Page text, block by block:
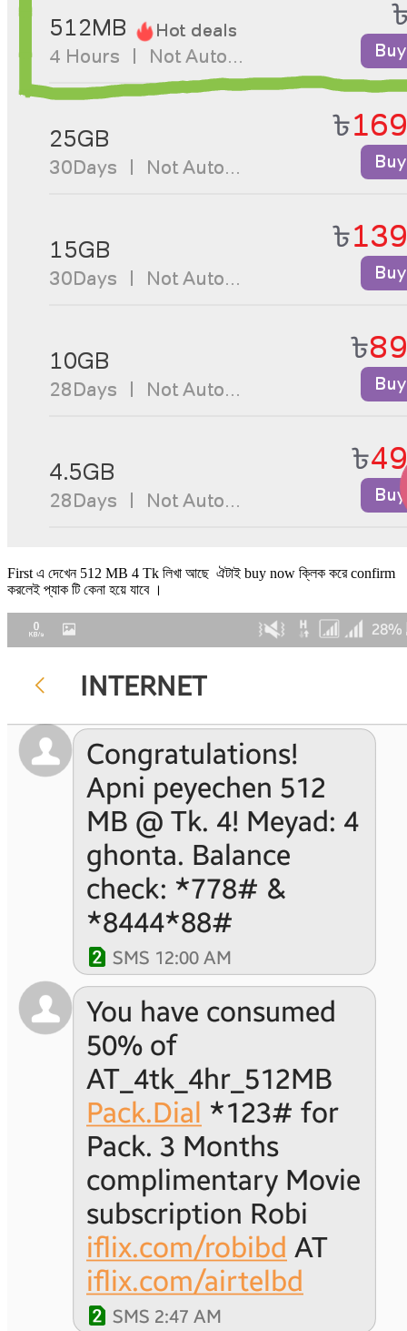
First এ দেখেন 512 MB 4 Tk লিখা আছে ঐটাই buy now ক্লিক করে confirm
করলেই প্যাক টি কেনা হয়ে যাবে ।